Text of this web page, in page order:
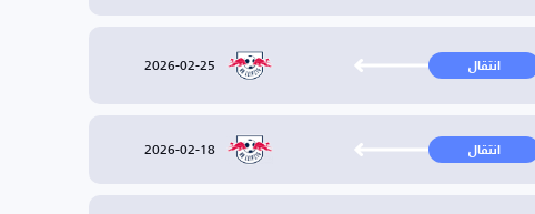
انتقال 2026-02-25
انتقال 2026-02-18